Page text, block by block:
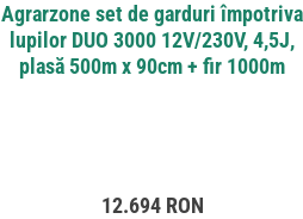
Agrarzone set de garduri împotriva
lupilor DUO 3000 12V/230V, 4,5J,
plasă 500m x 90cm + fir 1000m
Preț obișnuit:
12.694 RON